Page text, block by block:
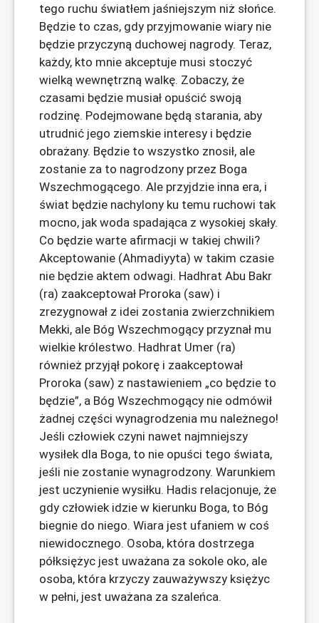
tego ruchu światłem jaśniejszym niż słońce.
Będzie to czas, gdy przyjmowanie wiary nie
będzie przyczyną duchowej nagrody. Teraz,
każdy, kto mnie akceptuje musi stoczyć
wielką wewnętrzną walkę. Zobaczy, że
czasami będzie musiał opuścić swoją
rodzinę. Podejmowane będą starania, aby
utrudnić jego ziemskie interesy i będzie
obrażany. Będzie to wszystko znosił, ale
zostanie za to nagrodzony przez Boga
Wszechmogącego. Ale przyjdzie inna era, i
świat będzie nachylony ku temu ruchowi tak
mocno, jak woda spadająca z wysokiej skały.
Co będzie warte afirmacji w takiej chwili?
Akceptowanie (Ahmadiyyta) w takim czasie
nie będzie aktem odwagi. Hadhrat Abu Bakr
(ra) zaakceptował Proroka (saw) i
zrezygnował z idei zostania zwierzchnikiem
Mekki, ale Bóg Wszechmogący przyznał mu
wielkie królestwo. Hadhrat Umer (ra)
również przyjął pokorę i zaakceptował
Proroka (saw) z nastawieniem „co będzie to
będzie”, a Bóg Wszechmogący nie odmówił
żadnej części wynagrodzenia mu należnego!
Jeśli człowiek czyni nawet najmniejszy
wysiłek dla Boga, to nie opuści tego świata,
jeśli nie zostanie wynagrodzony. Warunkiem
jest uczynienie wysiłku. Hadis relacjonuje, że
gdy człowiek idzie w kierunku Boga, to Bóg
biegnie do niego. Wiara jest ufaniem w coś
niewidocznego. Osoba, która dostrzega
półksiężyc jest uważana za sokole oko, ale
osoba, która krzyczy zauważywszy księżyc
w pełni, jest uważana za szaleńca.